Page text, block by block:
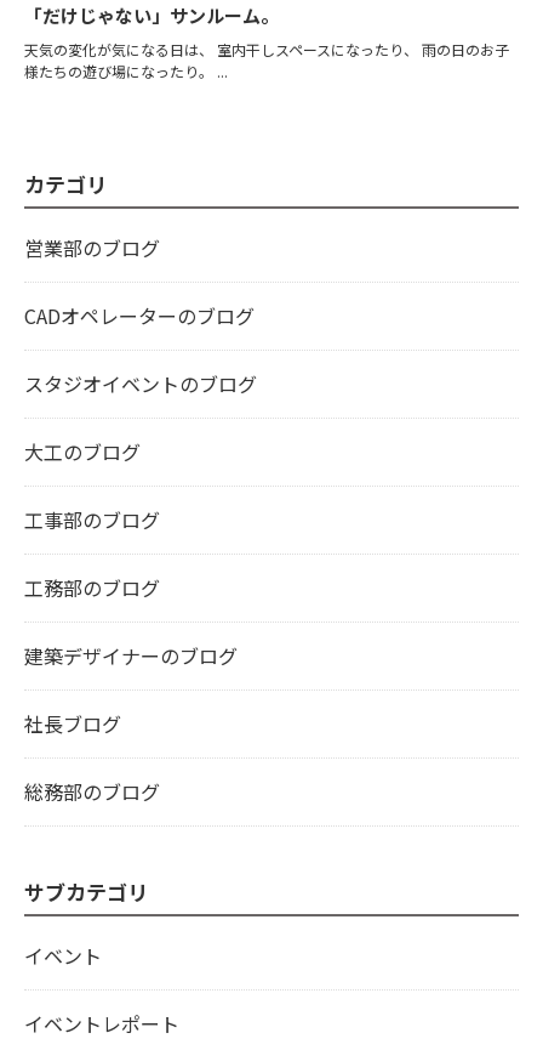
「だけじゃない」サンルーム。
天気の変化が気になる日は、 室内干しスペースになったり、 雨の日のお子
様たちの遊び場になったり。 ...
カテゴリ
営業部のブログ
CADオペレーターのブログ
スタジオイベントのブログ
大工のブログ
工事部のブログ
工務部のブログ
建築デザイナーのブログ
社長ブログ
総務部のブログ
サブカテゴリ
イベント
イベントレポート